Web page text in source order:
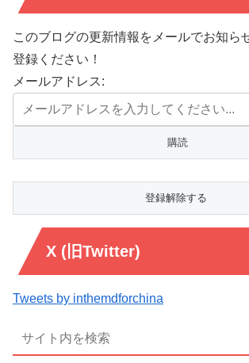
このブログの更新情報をメールでお知ら
登録ください！
メールアドレス:
X (旧Twitter)
Tweets by inthemdforchina